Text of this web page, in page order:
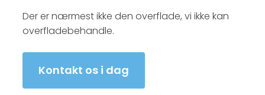
Der er nærmest ikke den overflade, vi ikke kan
overfladebehandle.​
Kontakt os i dag